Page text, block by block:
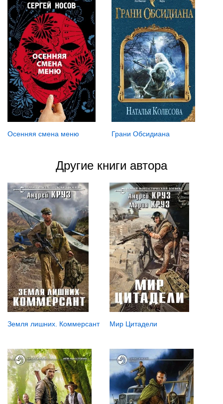
Осенняя смена меню Грани Обсидиана
Другие книги автора
Земля лишних. Коммерсант Мир Цитадели